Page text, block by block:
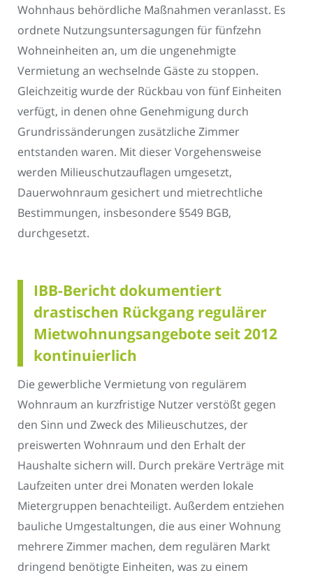
Wohnhaus behördliche Maßnahmen veranlasst. Es
ordnete Nutzungsuntersagungen für fünfzehn
Wohneinheiten an, um die ungenehmigte
Vermietung an wechselnde Gäste zu stoppen.
Gleichzeitig wurde der Rückbau von fünf Einheiten
verfügt, in denen ohne Genehmigung durch
Grundrissänderungen zusätzliche Zimmer
entstanden waren. Mit dieser Vorgehensweise
werden Milieuschutzauflagen umgesetzt,
Dauerwohnraum gesichert und mietrechtliche
Bestimmungen, insbesondere §549 BGB,
durchgesetzt.
IBB-Bericht dokumentiert
drastischen Rückgang regulärer
Mietwohnungsangebote seit 2012
kontinuierlich
Die gewerbliche Vermietung von regulärem
Wohnraum an kurzfristige Nutzer verstößt gegen
den Sinn und Zweck des Milieuschutzes, der
preiswerten Wohnraum und den Erhalt der
Haushalte sichern will. Durch prekäre Verträge mit
Laufzeiten unter drei Monaten werden lokale
Mietergruppen benachteiligt. Außerdem entziehen
bauliche Umgestaltungen, die aus einer Wohnung
mehrere Zimmer machen, dem regulären Markt
dringend benötigte Einheiten, was zu einem